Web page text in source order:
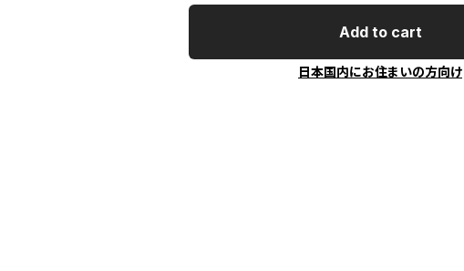
Add to cart
日本国内にお住まいの方向け